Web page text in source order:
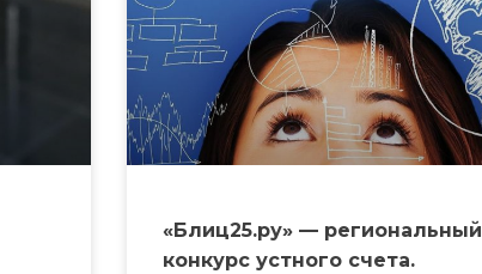
«Блиц25.ру» — региональный
конкурс устного счета.